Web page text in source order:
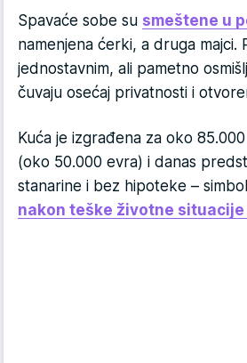
Spavaće sobe su smeštene u
namenjena ćerki, a druga majci.
jednostavnim, ali pametno
čuvaju osećaj privatnosti i
Kuća je izgrađena za oko
(oko 50.000 evra) i danas
stanarine i bez hipoteke –
nakon teške životne situacije